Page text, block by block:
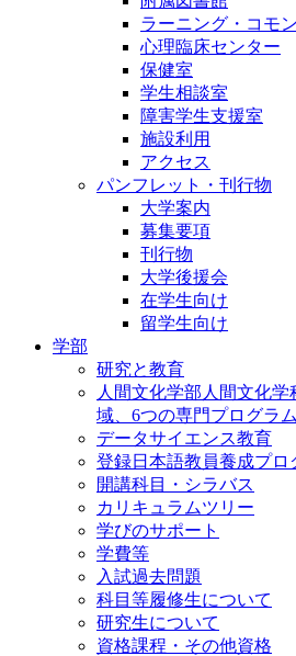
ラーニング・コモ
心理臨床センター
保健室
学生相談室
障害学生支援室
施設利用
アクセス
パンフレット・刊行物
大学案内
募集要項
刊行物
大学後援会
在学生向け
留学生向け
学部
研究と教育
人間文化学部人間文化
域、6つの専門プログラム
データサイエンス教育
登録日本語教員養成プロ
開講科目・シラバス
カリキュラムツリー
学びのサポート
学費等
入試過去問題
科目等履修生について
研究生について
資格課程・その他資格